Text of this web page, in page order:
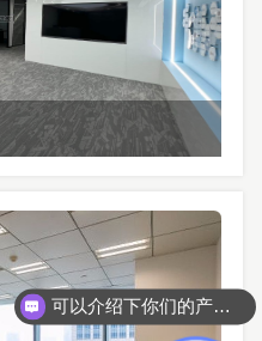
可以介绍下你们的产品么？